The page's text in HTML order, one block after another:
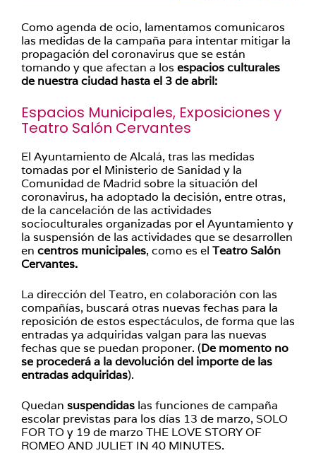
Como agenda de ocio, lamentamos comunicaros
las medidas de la campaña para intentar mitigar la
propagación del coronavirus que se están
tomando y que afectan a los espacios culturales
de nuestra ciudad hasta el 3 de abril:
Espacios Municipales, Exposiciones y
Teatro Salón Cervantes
El Ayuntamiento de Alcalá, tras las medidas
tomadas por el Ministerio de Sanidad y la
Comunidad de Madrid sobre la situación del
coronavirus, ha adoptado la decisión, entre otras,
de la cancelación de las actividades
socioculturales organizadas por el Ayuntamiento y
la suspensión de las actividades que se desarrollen
en centros municipales, como es el Teatro Salón
Cervantes.
La dirección del Teatro, en colaboración con las
compañías, buscará otras nuevas fechas para la
reposición de estos espectáculos, de forma que las
entradas ya adquiridas valgan para las nuevas
fechas que se puedan proponer. (De momento no
se procederá a la devolución del importe de las
entradas adquiridas).
Quedan suspendidas las funciones de campaña
escolar previstas para los días 13 de marzo, SOLO
FOR TO y 19 de marzo THE LOVE STORY OF
ROMEO AND JULIET IN 40 MINUTES.